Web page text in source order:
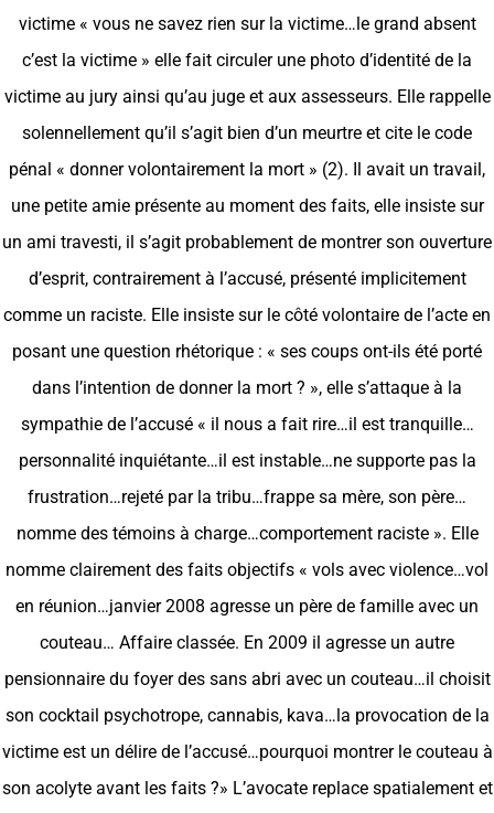
victime « vous ne savez rien sur la victime…le grand absent
c’est la victime » elle fait circuler une photo d’identité de la
victime au jury ainsi qu’au juge et aux assesseurs. Elle rappelle
solennellement qu’il s’agit bien d’un meurtre et cite le code
pénal « donner volontairement la mort » (2). Il avait un travail,
une petite amie présente au moment des faits, elle insiste sur
un ami travesti, il s’agit probablement de montrer son ouverture
d’esprit, contrairement à l’accusé, présenté implicitement
comme un raciste. Elle insiste sur le côté volontaire de l’acte en
posant une question rhétorique : « ses coups ont-ils été porté
dans l’intention de donner la mort ? », elle s’attaque à la
sympathie de l’accusé « il nous a fait rire…il est tranquille…
personnalité inquiétante…il est instable…ne supporte pas la
frustration…rejeté par la tribu…frappe sa mère, son père…
nomme des témoins à charge…comportement raciste ». Elle
nomme clairement des faits objectifs « vols avec violence…vol
en réunion…janvier 2008 agresse un père de famille avec un
couteau… Affaire classée. En 2009 il agresse un autre
pensionnaire du foyer des sans abri avec un couteau…il choisit
son cocktail psychotrope, cannabis, kava…la provocation de la
victime est un délire de l’accusé…pourquoi montrer le couteau à
son acolyte avant les faits ?» L’avocate replace spatialement et